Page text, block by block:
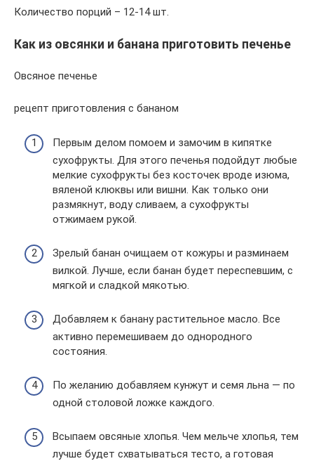
Количество порций – 12-14 шт.
Как из овсянки и банана приготовить печенье
Овсяное печенье
рецепт приготовления с бананом
Первым делом помоем и замочим в кипятке
сухофрукты. Для этого печенья подойдут любые
мелкие сухофрукты без косточек вроде изюма,
вяленой клюквы или вишни. Как только они
размякнут, воду сливаем, а сухофрукты
отжимаем рукой.
Зрелый банан очищаем от кожуры и разминаем
вилкой. Лучше, если банан будет переспевшим, с
мягкой и сладкой мякотью.
Добавляем к банану растительное масло. Все
активно перемешиваем до однородного
состояния.
По желанию добавляем кунжут и семя льна — по
одной столовой ложке каждого.
Всыпаем овсяные хлопья. Чем мельче хлопья, тем
лучше будет схватываться тесто, а готовая